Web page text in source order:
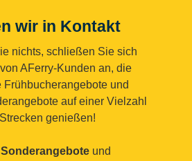
wir in Kontakt
nichts, schließen Sie sich
AFerry-Kunden an, die
Frühbucherangebote und
auf einer Vielzahl
genießen!
und